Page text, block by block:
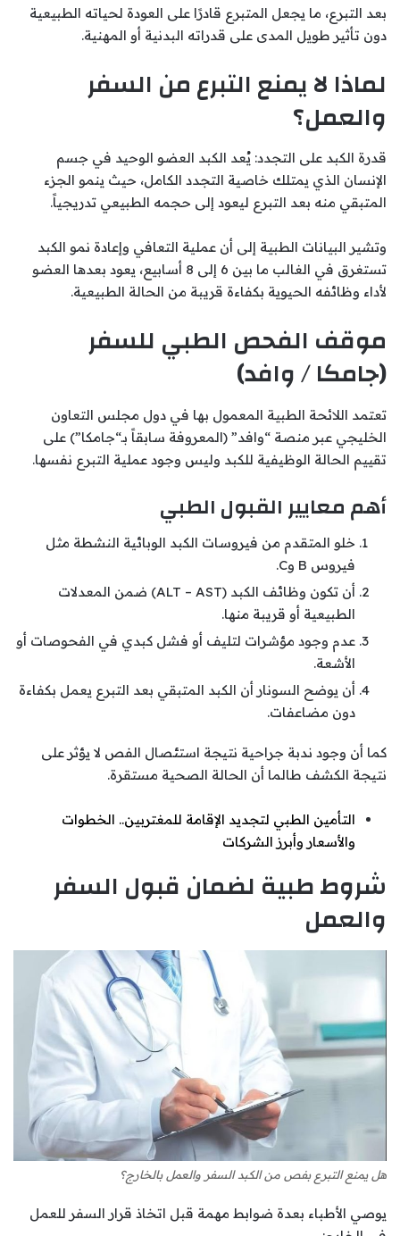
بعد التبرع، ما يجعل المتبرع قادرًا على العودة لحياته الطبيعية
دون تأثير طويل المدى على قدراته البدنية أو المهنية.
لماذا لا يمنع التبرع من السفر
والعمل؟
قدرة الكبد على التجدد: يُعد الكبد العضو الوحيد في جسم
الإنسان الذي يمتلك خاصية التجدد الكامل، حيث ينمو الجزء
المتبقي منه بعد التبرع ليعود إلى حجمه الطبيعي تدريجياً.
وتشير البيانات الطبية إلى أن عملية التعافي وإعادة نمو الكبد
تستغرق في الغالب ما بين 6 إلى 8 أسابيع، يعود بعدها العضو
لأداء وظائفه الحيوية بكفاءة قريبة من الحالة الطبيعية.
موقف الفحص الطبي للسفر
(جامكا / وافد)
تعتمد اللائحة الطبية المعمول بها في دول مجلس التعاون
الخليجي عبر منصة “وافد” (المعروفة سابقاً بـ“جامكا”) على
تقييم الحالة الوظيفية للكبد وليس وجود عملية التبرع نفسها.
أهم معايير القبول الطبي
خلو المتقدم من فيروسات الكبد الوبائية النشطة مثل
فيروس B وC.
أن تكون وظائف الكبد (ALT – AST) ضمن المعدلات
الطبيعية أو قريبة منها.
عدم وجود مؤشرات لتليف أو فشل كبدي في الفحوصات أو
الأشعة.
أن يوضح السونار أن الكبد المتبقي بعد التبرع يعمل بكفاءة
دون مضاعفات.
كما أن وجود ندبة جراحية نتيجة استئصال الفص لا يؤثر على
نتيجة الكشف طالما أن الحالة الصحية مستقرة.
التأمين الطبي لتجديد الإقامة للمغتربين.. الخطوات
والأسعار وأبرز الشركات
شروط طبية لضمان قبول السفر
والعمل
هل يمنع التبرع بفص من الكبد السفر والعمل بالخارج؟
يوصي الأطباء بعدة ضوابط مهمة قبل اتخاذ قرار السفر للعمل